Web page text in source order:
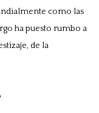
como las
ha puesto rumbo a
de la